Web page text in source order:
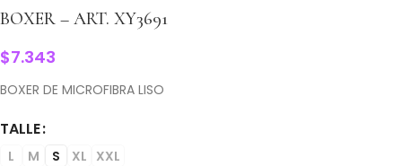
BOXER – ART. XY3691
$7.343
BOXER DE MICROFIBRA LISO
TALLE
L M S XL XXL